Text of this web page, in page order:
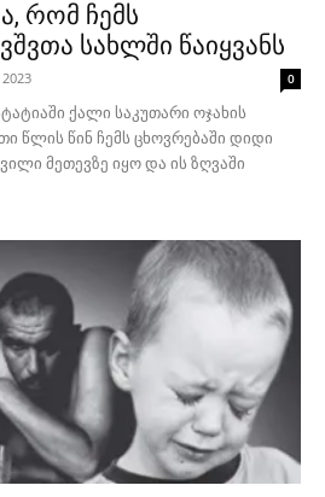
რომ ჩემს
სახლში წაიყვანს
0
ქალი საკუთარი ოჯახის
წლის წინ ჩემს ცხოვრებაში დიდი
მეთევზე იყო და ის ზღვაში